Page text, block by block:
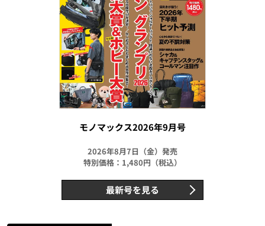
モノマックス2026年9月号
2026年8月7日（金）発売
特別価格：1,480円（税込）
最新号を見る